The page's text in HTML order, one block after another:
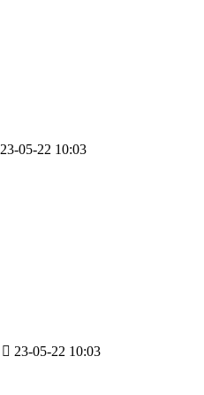
23-05-22 10:03
23-05-22 10:03